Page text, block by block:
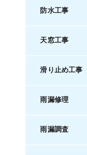
防水工事
天窓工事
滑り止め工事
雨漏修理
雨漏調査